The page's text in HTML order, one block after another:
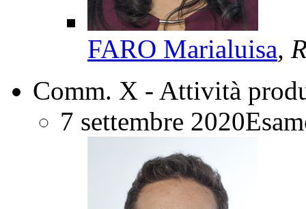
FARO Marialuisa,
Comm. X - Attività
7 settembre 2020